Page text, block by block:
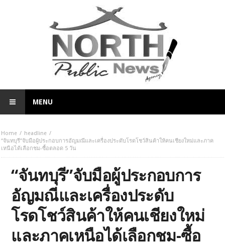
MENU
Home
headline
“จันทบุรี”จับมือผู้ประกอบการอัญมณีและเครื่องประดับโรดโชว์สินค้าให้คนเชียงใหม่และภาค
เหนือได้เลือกชม-ซื้อตลอด 5 วัน
“จันทบุรี”จับมือผู้ประกอบการ
อัญมณีและเครื่องประดับ
โรดโชว์สินค้าให้คนเชียงใหม่
และภาคเหนือได้เลือกชม-ซื้อ